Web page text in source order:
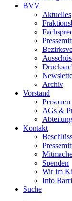
BVV
Aktuelles
Archiv
Vorstand
Personen
AGs &
Kontakt
Spenden
Wir im
Info
Suche